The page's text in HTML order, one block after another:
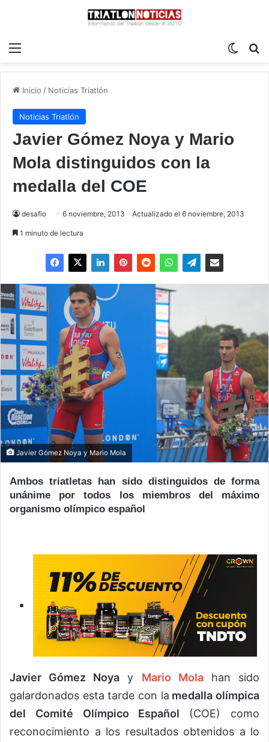
Inicio / Noticias Triatlón
Noticias Triatlón
Javier Gómez Noya y Mario
Mola distinguidos con la
medalla del COE
desafio 6 noviembre, 2013 Actualizado el 6 noviembre, 2013
1 minuto de lectura
Javier Gómez Noya y Mario Mola
Ambos triatletas han sido distinguidos de forma
unánime por todos los miembros del máximo
organismo olímpico español
Javier Gómez Noya y Mario Molahan sido
galardonados esta tarde con la medalla olímpica
del Comité Olímpico Español (COE) como
reconocimiento a los resultados obtenidos a lo